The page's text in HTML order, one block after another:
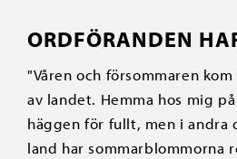
ORDFÖRANDEN
"Våren och försommaren
av landet. Hemma hos mig
häggen för fullt, men i andra
land har sommarblommorna